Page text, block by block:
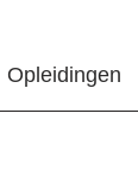
Opleidingen